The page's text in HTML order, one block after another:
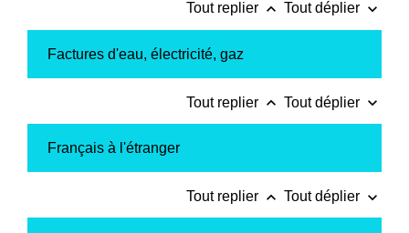
Tout replier keyboard_arrow_up Tout déplier keyboard_arrow_down
Factures d'eau, électricité, gaz
Tout replier keyboard_arrow_up Tout déplier keyboard_arrow_down
Français à l'étranger
Tout replier keyboard_arrow_up Tout déplier keyboard_arrow_down